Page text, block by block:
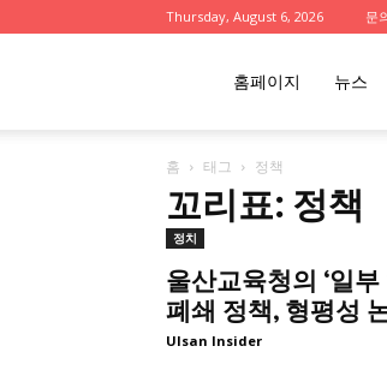
Thursday, August 6, 2026 문
산
인
홈페이지 뉴스
홈 태그 정책
꼬리표: 정책
정치
울산교육청의 ‘일
폐쇄 정책, 형평성
Ulsan Insider